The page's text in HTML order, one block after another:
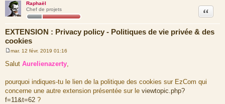
Raphaël
Chef de projets
EXTENSION : Privacy policy - Politiques de vie privée & des
cookies
Citation
e
s
g
e
mar. 12 févr. 2019 01:16
Salut Aurelienazerty
pourquoi indiques-tu le lien de la politique des cookies sur EzCom qui
concerne une autre extension présentée sur le viewtopic.php?
f=11&t=62 ?